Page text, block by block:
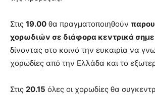
Στις 19.00 θα πραγματοποιηθούν
χορωδιών σε διάφορα κεντρικά
δίνοντας στο κοινό την ευκαιρία να
χορωδίες από την Ελλάδα και το
Στις 20.15 όλες οι χορωδίες θα